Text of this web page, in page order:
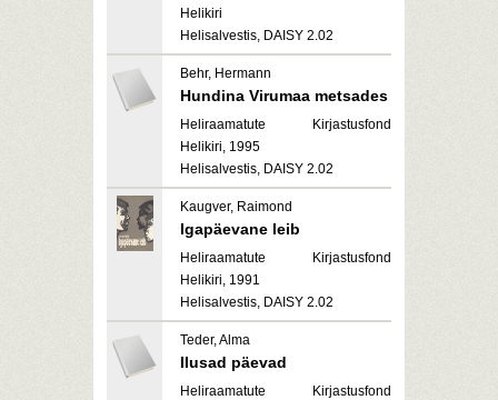
Helikiri
Helisalvestis, DAISY 2.02
Behr, Hermann
Hundina Virumaa metsades
Heliraamatute Kirjastusfond
Helikiri, 1995
Helisalvestis, DAISY 2.02
Kaugver, Raimond
Igapäevane leib
Heliraamatute Kirjastusfond
Helikiri, 1991
Helisalvestis, DAISY 2.02
Teder, Alma
Ilusad päevad
Heliraamatute Kirjastusfond